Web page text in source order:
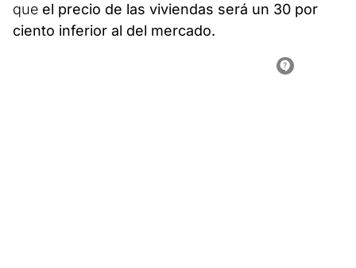
que el precio de las viviendas será un 30 por
ciento inferior al del mercado.